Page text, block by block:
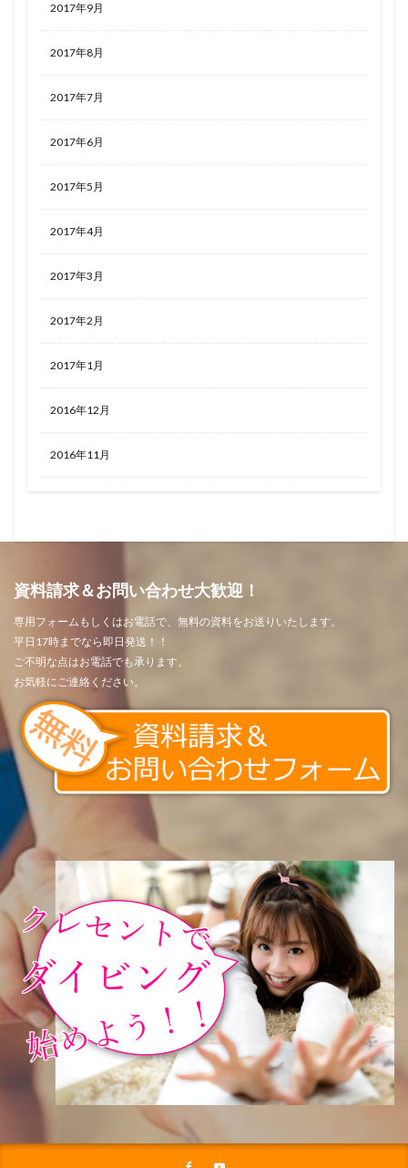
2017年9月
2017年8月
2017年7月
2017年6月
2017年5月
2017年4月
2017年3月
2017年2月
2017年1月
2016年12月
2016年11月
資料請求＆お問い合わせ大歓迎！
専用フォームもしくはお電話で、無料の資料をお送りいたします。
平日17時までなら即日発送！！
ご不明な点はお電話でも承ります。
お気軽にご連絡ください。